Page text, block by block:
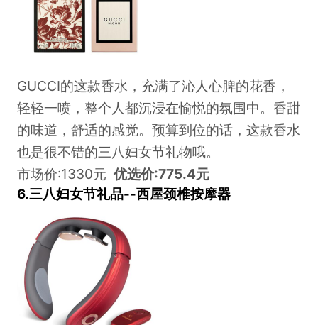
GUCCI的这款香水，充满了沁人心脾的花香，
轻轻一喷，整个人都沉浸在愉悦的氛围中。香甜
的味道，舒适的感觉。预算到位的话，这款香水
也是很不错的三八妇女节礼物哦。
市场价:1330元 优选价:775.4元
6.三八妇女节礼品--西屋颈椎按摩器